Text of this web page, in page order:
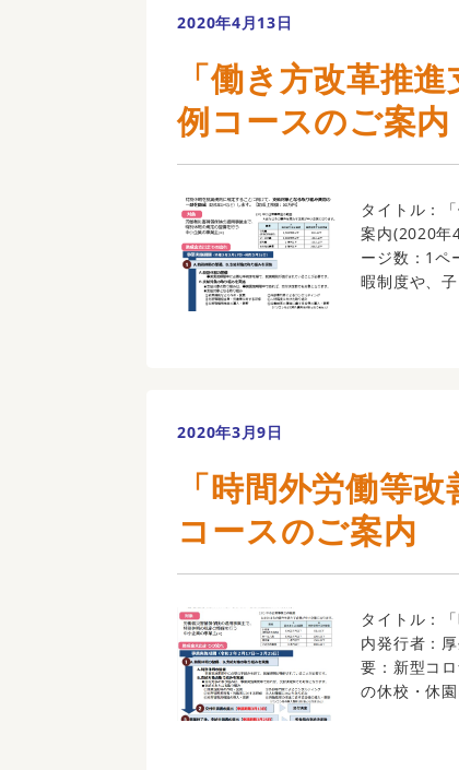
2020年4月13日
「働き方改革推
例コースのご案内
タイトル：
案内(2020年
ージ数：1ペ
暇制度や、
2020年3月9日
「時間外労働等
コースのご案内
タイトル：
内発行者：
要：新型コ
の休校・休